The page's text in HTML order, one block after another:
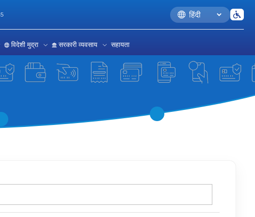
Language
विदेशी मुद्रा सरकारी व्यवसाय सहायता